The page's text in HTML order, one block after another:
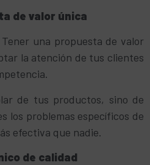
de valor única
una propuesta de valor
la atención de tus clientes
de tus productos, sino de
los problemas específicos de
efectiva que nadie.
de calidad